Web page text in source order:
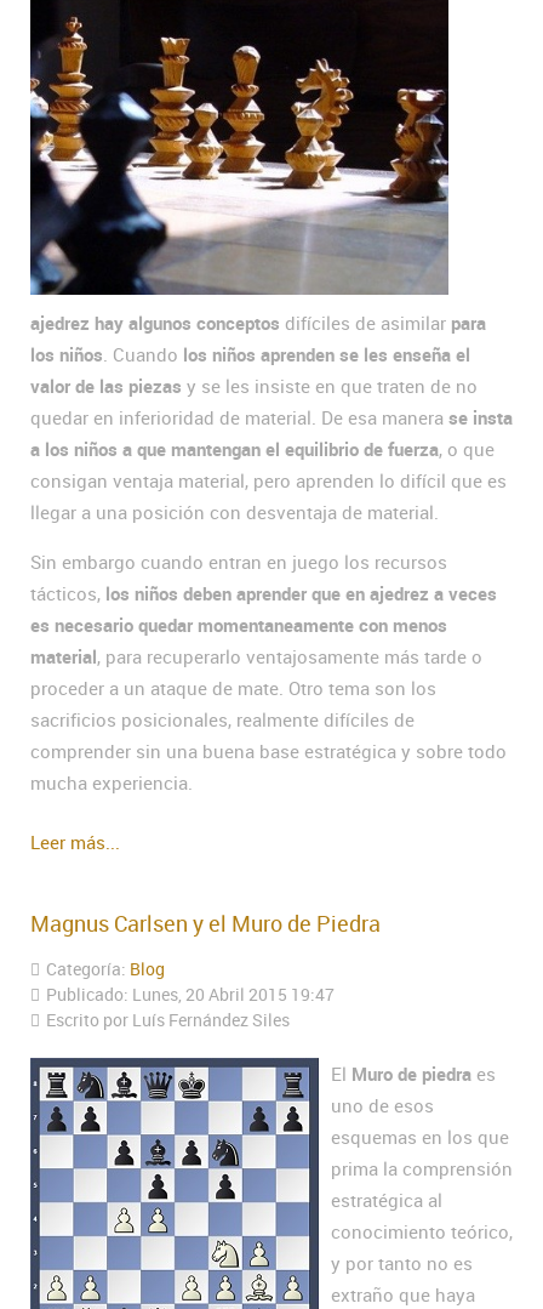
ajedrez hay algunos conceptos difíciles de asimilar para
los niños. Cuando los niños aprenden se les enseña el
valor de las piezas y se les insiste en que traten de no
quedar en inferioridad de material. De esa manera se insta
a los niños a que mantengan el equilibrio de fuerza, o que
consigan ventaja material, pero aprenden lo difícil que es
llegar a una posición con desventaja de material.
Sin embargo cuando entran en juego los recursos
tácticos, los niños deben aprender que en ajedrez a veces
es necesario quedar momentaneamente con menos
material, para recuperarlo ventajosamente más tarde o
proceder a un ataque de mate. Otro tema son los
sacrificios posicionales, realmente difíciles de
comprender sin una buena base estratégica y sobre todo
mucha experiencia.
Leer más...
Magnus Carlsen y el Muro de Piedra
Categoría: Blog
Publicado: Lunes, 20 Abril 2015 19:47
Escrito por Luís Fernández Siles
El Muro de piedra es
uno de esos
esquemas en los que
prima la comprensión
estratégica al
conocimiento teórico,
y por tanto no es
extraño que haya